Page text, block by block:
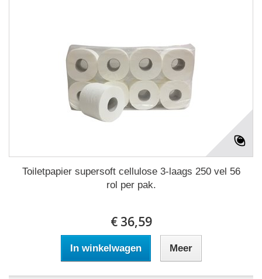
Toiletpapier supersoft cellulose 3-laags 250 vel 56
rol per pak.
€ 36,59
In winkelwagen Meer